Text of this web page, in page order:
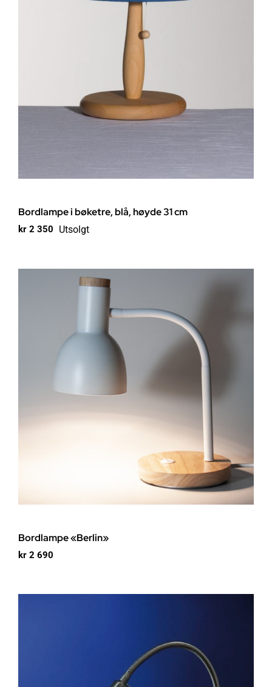
Bordlampe i bøketre, blå, høyde 31 cm
kr 2 350 Utsolgt
Bordlampe «Berlin»
kr 2 690